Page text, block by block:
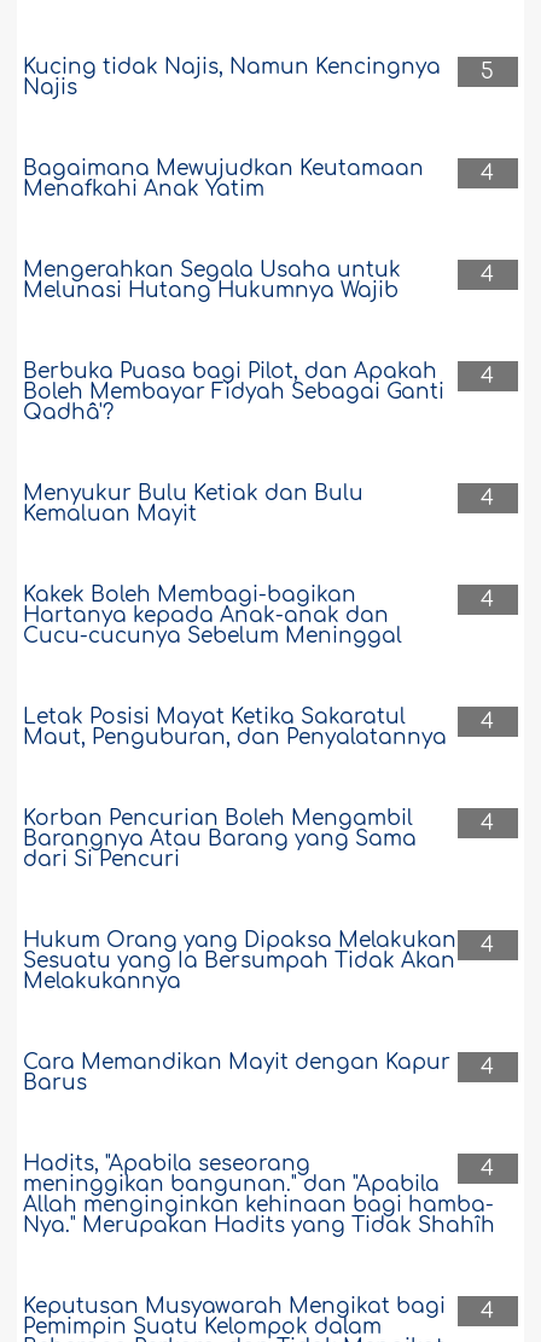
5
Kucing tidak Najis, Namun Kencingnya
Najis
4
Bagaimana Mewujudkan Keutamaan
Menafkahi Anak Yatim
4
Mengerahkan Segala Usaha untuk
Melunasi Hutang Hukumnya Wajib
4
Berbuka Puasa bagi Pilot, dan Apakah
Boleh Membayar Fidyah Sebagai Ganti
Qadhâ'?
4
Menyukur Bulu Ketiak dan Bulu
Kemaluan Mayit
4
Kakek Boleh Membagi-bagikan
Hartanya kepada Anak-anak dan
Cucu-cucunya Sebelum Meninggal
4
Letak Posisi Mayat Ketika Sakaratul
Maut, Penguburan, dan Penyalatannya
4
Korban Pencurian Boleh Mengambil
Barangnya Atau Barang yang Sama
dari Si Pencuri
4
Hukum Orang yang Dipaksa Melakukan
Sesuatu yang Ia Bersumpah Tidak Akan
Melakukannya
4
Cara Memandikan Mayit dengan Kapur
Barus
4
Hadits, "Apabila seseorang
meninggikan bangunan." dan "Apabila
Allah menginginkan kehinaan bagi hamba-
Nya." Merupakan Hadits yang Tidak Shahîh
4
Keputusan Musyawarah Mengikat bagi
Pemimpin Suatu Kelompok dalam